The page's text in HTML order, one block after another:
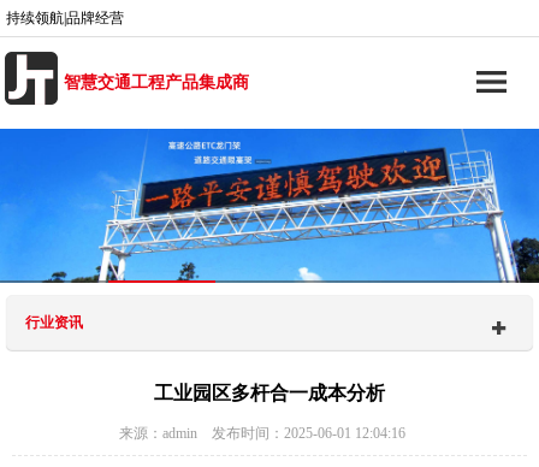
持续领航|品牌经营
智慧交通工程产品集成商
行业资讯
工业园区多杆合一成本分析
来源：admin 发布时间：2025-06-01 12:04:16